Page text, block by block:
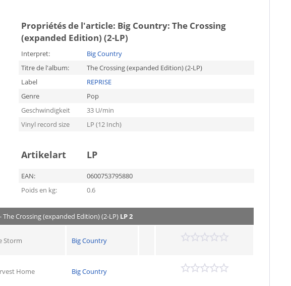
Propriétés de l'article: Big Country: The Crossing
(expanded Edition) (2-LP)
Interpret:
Big Country
Titre de l'album:
The Crossing (expanded Edition) (2-LP)
Label
REPRISE
Genre
Pop
Geschwindigkeit
33 U/min
Vinyl record size
LP (12 Inch)
Artikelart LP
EAN:
0600753795880
Poids en kg:
0.6
The Crossing (expanded Edition) (2-LP) LP 2
Storm Big Country
Home Big Country